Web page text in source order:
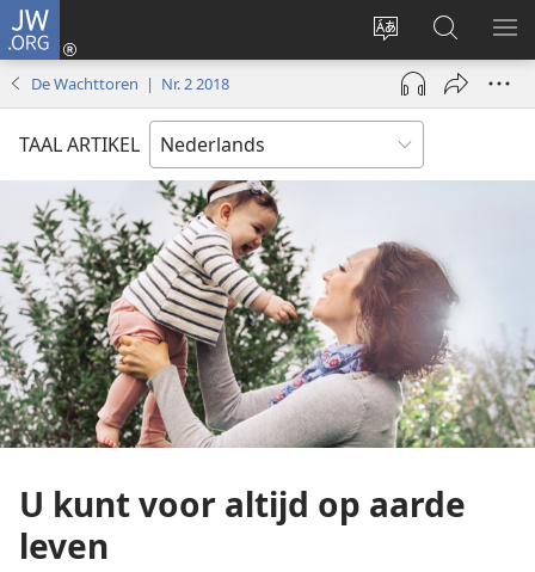
JW.ORG
Taal
site
wijzigen
Inloggen
(opent
nieuw
venster)
Zoeken
op
JW.ORG
De Wachttoren | Nr. 2 2018
TAAL ARTIKEL
U kunt voor altijd op aarde
leven